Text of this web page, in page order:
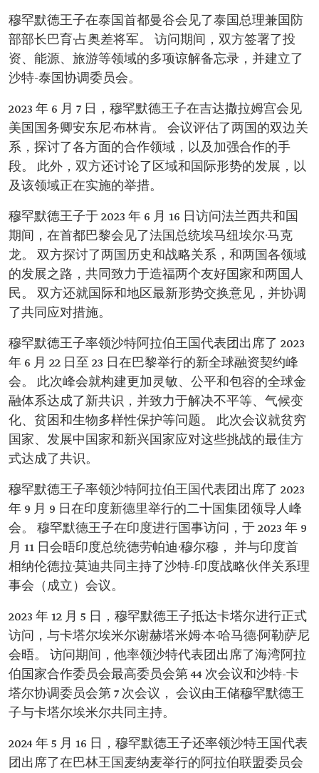
穆罕默德王子在泰国首都曼谷会见了泰国总理兼国防
部部长巴育·占奥差将军。 访问期间，双方签署了投
资、能源、旅游等领域的多项谅解备忘录，并建立了
沙特-泰国协调委员会。
2023 年 6 月 7 日，穆罕默德王子在吉达撒拉姆宫会见
美国国务卿安东尼·布林肯。 会议评估了两国的双边关
系，探讨了各方面的合作领域，以及加强合作的手
段。 此外，双方还讨论了区域和国际形势的发展，以
及该领域正在实施的举措。
穆罕默德王子于 2023 年 6 月 16 日访问法兰西共和国
期间，在首都巴黎会见了法国总统埃马纽埃尔·马克
龙。 双方探讨了两国历史和战略关系，和两国各领域
的发展之路，共同致力于造福两个友好国家和两国人
民。 双方还就国际和地区最新形势交换意见，并协调
了共同应对措施。
穆罕默德王子率领沙特阿拉伯王国代表团出席了 2023
年 6 月 22 日至 23 日在巴黎举行的新全球融资契约峰
会。 此次峰会就构建更加灵敏、公平和包容的全球金
融体系达成了新共识，并致力于解决不平等、气候变
化、贫困和生物多样性保护等问题。 此次会议就贫穷
国家、发展中国家和新兴国家应对这些挑战的最佳方
式达成了共识。
穆罕默德王子率领沙特阿拉伯王国代表团出席了 2023
年 9 月 9 日在印度新德里举行的二十国集团领导人峰
会。 穆罕默德王子在印度进行国事访问，于 2023 年 9
月 11 日会晤印度总统德劳帕迪·穆尔穆， 并与印度首
相纳伦德拉·莫迪共同主持了沙特-印度战略伙伴关系理
事会（成立）会议。
2023 年 12 月 5 日，穆罕默德王子抵达卡塔尔进行正式
访问，与卡塔尔埃米尔谢赫塔米姆·本·哈马德·阿勒萨尼
会晤。 访问期间，他率领沙特代表团出席了海湾阿拉
伯国家合作委员会最高委员会第 44 次会议和沙特-卡
塔尔协调委员会第 7 次会议， 会议由王储穆罕默德王
子与卡塔尔埃米尔共同主持。
2024 年 5 月 16 日，穆罕默德王子还率领沙特王国代表
团出席了在巴林王国麦纳麦举行的阿拉伯联盟委员会